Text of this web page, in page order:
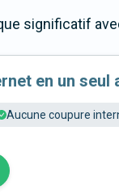
significatif
en un seul
Aucune coupure